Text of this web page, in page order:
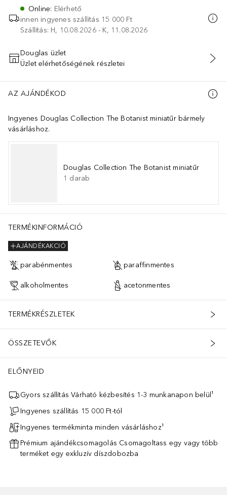
Online: Elérhető
innen ingyenes szállítás 15 000 Ft
Szállítás: H, 10.08.2026 - K, 11.08.2026
KOSÁRBA HELYEZÉS
Douglas üzlet
Üzlet elérhetőségének részletei
AZ AJÁNDÉKOD
Ingyenes Douglas Collection The Botanist miniatűr bármely
vásárláshoz.
Douglas Collection The Botanist miniatűr
1 darab
TERMÉKINFORMÁCIÓ
AJÁNDÉKAKCIÓ
parabénmentes paraffinmentes
alkoholmentes acetonmentes
TERMÉKRÉSZLETEK
ÖSSZETEVŐK
ELŐNYEID
Gyors szállítás Várható kézbesítés 1-3 munkanapon belül¹
Ingyenes szállítás 15 000 Ft-tól
Ingyenes termékminta minden vásárláshoz¹
Prémium ajándékcsomagolás Csomagoltass egy vagy több
terméket egy exkluzív díszdobozba